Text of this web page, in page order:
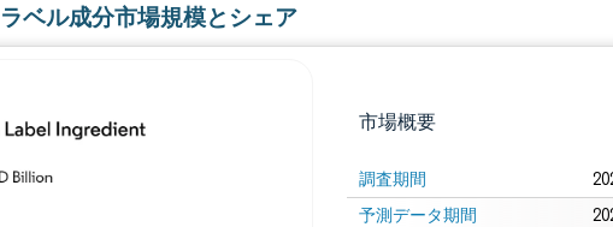
ベル成分市場規模とシェア
市場概要
調査期間
予測データ期間